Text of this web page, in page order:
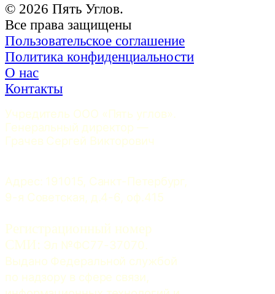
© 2026 Пять Углов.
Все права защищены
Пользовательское соглашение
Политика конфиденциальности
О нас
Контакты
Учредитель ООО «Пять углов».
Генеральный директор —
Грачев Сергей Викторович
Адрес: 191015, Санкт-Петербург,
9-я Советская, д.4-6, оф.415
Регистрационный номер
СМИ: Эл №ФС77-37070.
Выдано Федеральной службой
по надзору в сфере связи,